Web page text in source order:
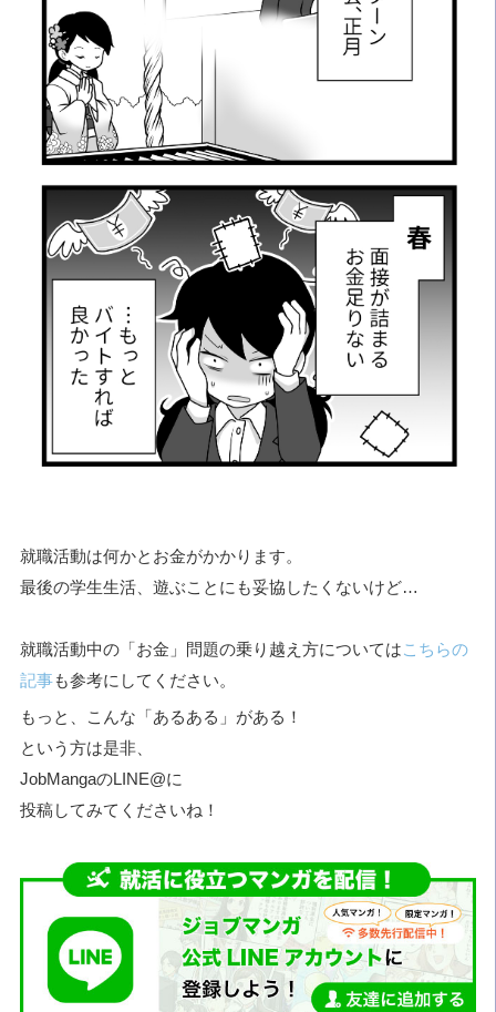
就職活動は何かとお金がかかります。
最後の学生生活、遊ぶことにも妥協したくないけど…
就職活動中の「お金」問題の乗り越え方についてはこちらの
記事も参考にしてください。
もっと、こんな「あるある」がある！
という方は是非、
JobMangaのLINE@に
投稿してみてくださいね！